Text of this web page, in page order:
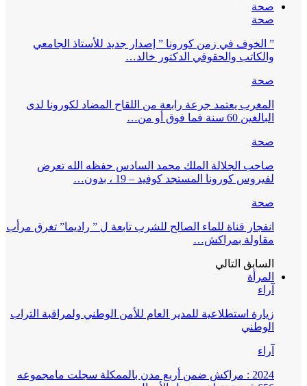
صحة
صحة
” الخوف في زمن كورونا ” إصدار جديد للأستاذ الجامعي
والكاتب والحقوقي الدكتور خالد…
صحة
المغرب يعتمد جرعة رابعة من اللقاح المضاد لكورونا لدى
البالغين 60 سنة فما فوق أو من…
صحة
صاحب الجلالة الملك محمد السادس حفظه الله تعرض
لفيروس كورونا المستجد كوفيد – 19 ، بدون…
صحة
انفجار قناة للماء الصالح للشرب تابعة ل ” راديما” تغرق مرأب
مقاولة بمراكش…
السابق التالي
المرأة
آراء
زيارة استطلاعية للمدير العام للأمن الوطني ولمراقبة التراب
الوطني
آراء
2024 : مراكش ضمن أربع مدن بالممكلة سجلت مامجموعه